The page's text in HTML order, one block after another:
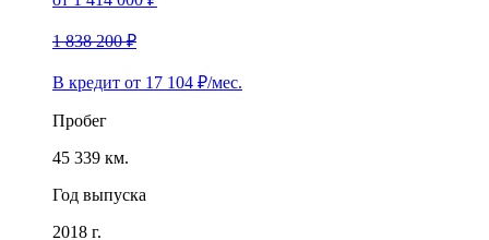
1 838 200 ₽
В кредит от 17 104 ₽/мес.
Пробег
45 339 км.
Год выпуска
2018 г.